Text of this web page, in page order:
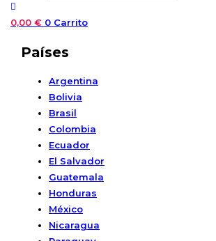
0,00 € 0 Carrito
Países
Argentina
Bolivia
Brasil
Colombia
Ecuador
El Salvador
Guatemala
Honduras
México
Nicaragua